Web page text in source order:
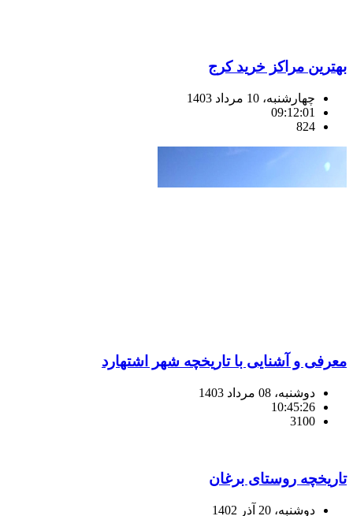
بهترین مراکز خرید کرج
چهارشنبه، 10 مرداد 1403
09:12:01
824
معرفی و آشنایی با تاریخچه شهر اشتهارد
دوشنبه، 08 مرداد 1403
10:45:26
3100
تاریخچه روستای برغان
دوشنبه، 20 آذر 1402